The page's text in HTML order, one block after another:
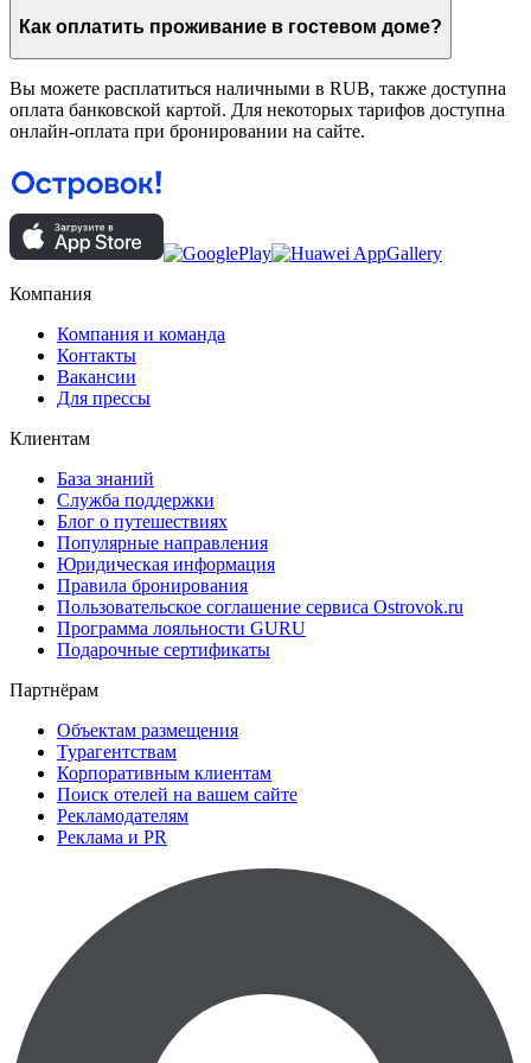
Как оплатить проживание в гостевом доме?
Вы можете расплатиться наличными в RUB, также доступна
оплата банковской картой. Для некоторых тарифов доступна
онлайн-оплата при бронировании на сайте.
Компания
Компания и команда
Контакты
Вакансии
Для прессы
Клиентам
База знаний
Служба поддержки
Блог о путешествиях
Популярные направления
Юридическая информация
Правила бронирования
Пользовательское соглашение сервиса Ostrovok.ru
Программа лояльности GURU
Подарочные сертификаты
Партнёрам
Объектам размещения
Турагентствам
Корпоративным клиентам
Поиск отелей на вашем сайте
Рекламодателям
Реклама и PR